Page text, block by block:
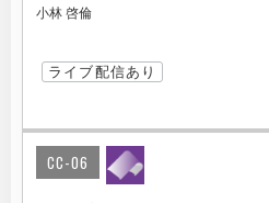
小林 啓倫
ライブ配信あり
CC-06